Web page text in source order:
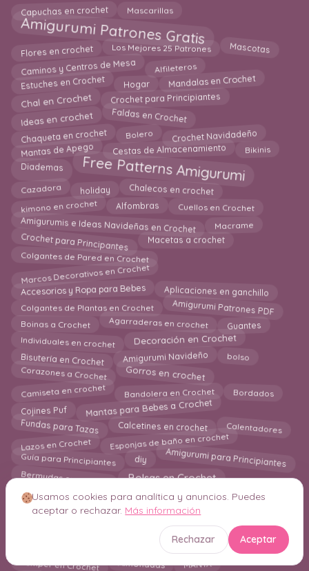
Capuchas en crochet Mascarillas
Amigurumi Patrones Gratis
Flores en crochet Los Mejores 25 Patrones Mascotas
Caminos y Centros de Mesa Alfileteros
Estuches en Crochet Hogar Mandalas en Crochet
Chal en Crochet Crochet para Principiantes
Ideas en crochet Faldas en Crochet
Chaqueta en crochet Bolero Crochet Navidadeño
Mantas de Apego Cestas de Almacenamiento Bikinis
Diademas Free Patterns Amigurumi
Cazadora holiday Chalecos en crochet
kimono en crochet Alfombras Cuellos en Crochet
Amigurumis e Ideas Navideñas en Crochet Macrame
Crochet para Principantes Macetas a crochet
Colgantes de Pared en Crochet
Marcos Decorativos en Crochet
Accesorios y Ropa para Bebes Aplicaciones en ganchillo
Colgantes de Plantas en Crochet Amigurumi Patrones PDF
Boinas a Crochet Agarraderas en crochet Guantes
Individuales en crochet Decoración en Crochet
Bisutería en Crochet Amigurumi Navideño bolso
Corazones a Crochet Gorros en crochet
Camiseta en crochet Bandolera en Crochet Bordados
Cojines Puf Mantas para Bebes a Crochet
Fundas para Tazas Calcetines en crochet Calentadores
Lazos en Crochet Esponjas de baño en crochet
Guía para Principiantes diy Amigurumi para Principiantes
Bermudas en crochet Bolsas en Crochet
Grannys Square blog Amigurumi Juguetes para Bebes
Bufandas Jersey en Crochet Mantel a crochet
Juegos de Baño
Chandal a crochet
Jumper en Crochet Almohadas MANTA
Usamos cookies para analítica y anuncios. Puedes
aceptar o rechazar. Más información
Rechazar Aceptar